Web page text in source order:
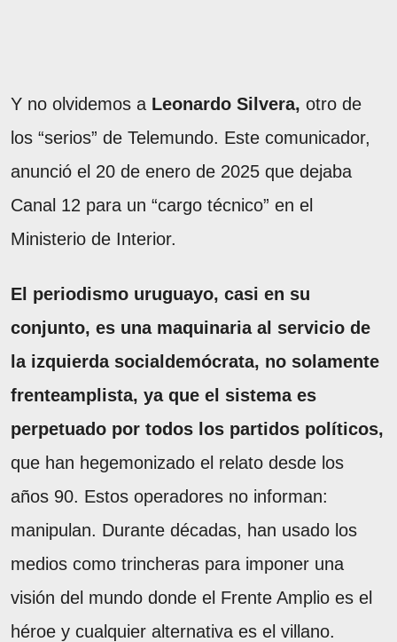
Y no olvidemos a Leonardo Silvera, otro de
los “serios” de Telemundo. Este comunicador,
anunció el 20 de enero de 2025 que dejaba
Canal 12 para un “cargo técnico” en el
Ministerio de Interior.
El periodismo uruguayo, casi en su
conjunto, es una maquinaria al servicio de
la izquierda socialdemócrata, no solamente
frenteamplista, ya que el sistema es
perpetuado por todos los partidos políticos,
que han hegemonizado el relato desde los
años 90. Estos operadores no informan:
manipulan. Durante décadas, han usado los
medios como trincheras para imponer una
visión del mundo donde el Frente Amplio es el
héroe y cualquier alternativa es el villano.